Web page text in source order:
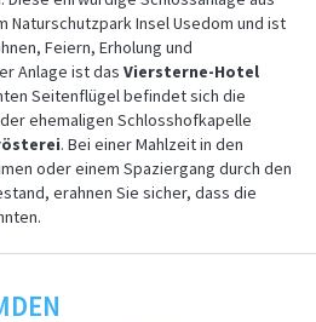
Naturschutzpark Insel Usedom und ist
Feiern, Erholung und
Anlage ist das Viersterne-Hotel
Seitenflügel befindet sich die
ehemaligen Schlosshofkapelle
. Bei einer Mahlzeit in den
oder einem Spaziergang durch den
erahnen Sie sicher, dass die